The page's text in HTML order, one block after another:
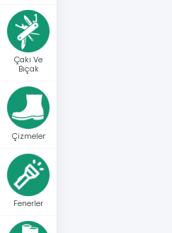
Çakı Ve
Bıçak
Çizmeler
Fenerler